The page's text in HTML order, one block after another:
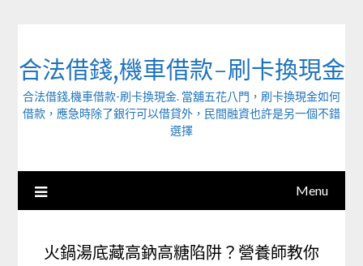
合法借錢,機車借款-刷卡換現金
合法借錢,機車借款-刷卡換現金. 當舖五花八門，刷卡換現金如何
借款，應急時除了銀行可以借貸外，民間融資也許是另一個不錯
選擇
Menu
火鍋湯底藏高鈉高糖陷阱？營養師教你